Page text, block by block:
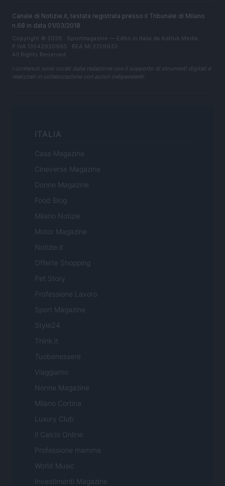
Canale di Notizie.it, testata registrata presso il Tribunale di Milano
n.68 in data 01/03/2018
Copyright © 2026 · Sportmagazine — Edito in Italia da AdHub Media
P.IVA 13542920965 · REA MI 2729933
All Rights Reserved
I contenuti sono curati dalla redazione con il supporto di strumenti digitali e
realizzati in collaborazione con autori indipendenti.
ITALIA
Casa Magazine
Cineverse Magazine
Donne Magazine
Food Blog
Milano Notizie
Motor Magazine
Notizie.it
Offerte Shopping
Pet Story
Professione Lavoro
Sport Magazine
Style24
Think.it
Tuobenessere
Viaggiamo
Nonne Magazine
Milano Cortina
Luxury Club
Il Calcio Online
Professione mamma
World Music
Investimenti Magazine